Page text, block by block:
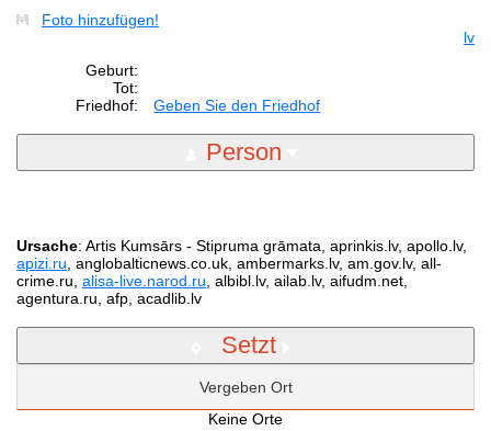
Foto hinzufügen!
lv
Geburt:
Tot:
Friedhof:
Geben Sie den Friedhof
Person
Ursache: Artis Kumsārs - Stipruma grāmata, aprinkis.lv, apollo.lv,
apizi.ru , anglobalticnews.co.uk, ambermarks.lv, am.gov.lv, all-
crime.ru, alisa-live.narod.ru , albibl.lv, ailab.lv, aifudm.net,
agentura.ru, afp, acadlib.lv
Setzt
Vergeben Ort
Keine Orte